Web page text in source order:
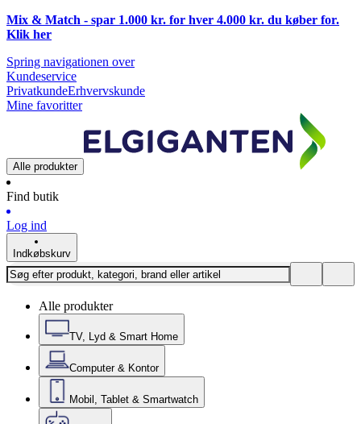
Mix & Match - spar 1.000 kr. for hver 4.000 kr. du køber for.
Klik her
Spring navigationen over
Kundeservice
PrivatkundeErhvervskunde
Mine favoritter
Alle produkter
Find butik
Log ind
Indkøbskurv
Alle produkter
TV, Lyd & Smart Home
Computer & Kontor
Mobil, Tablet & Smartwatch